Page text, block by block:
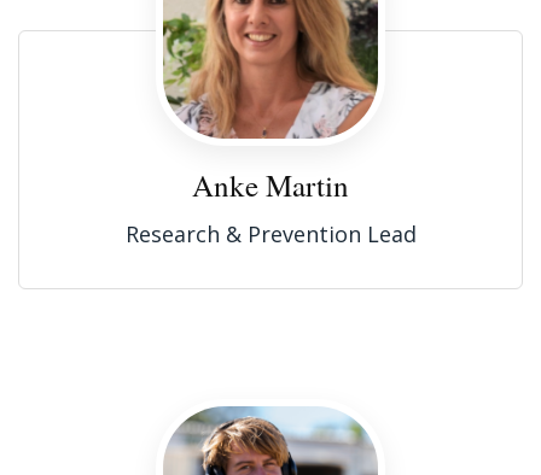
Anke Martin
Research & Prevention Lead